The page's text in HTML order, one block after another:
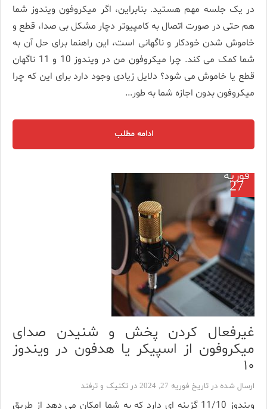
در یک جلسه مهم هستید. بنابراین، اگر میکروفون ویندوز شما
هم حتی در صورت اتصال به کامپیوتر دچار مشکل بی صدا، قطع و
خاموش شدن خودکار و ناگهانی است، این راهنما برای حل آن به
شما کمک می کند. چرا میکروفون من در ویندوز 10 و 11 ناگهان
قطع یا خاموش می شود؟ دلایل زیادی وجود دارد برای این که چرا
میکروفون بدون اجازه شما به طور...
ادامه مطلب
فوریه
27
غیرفعال کردن پخش و شنیدن صدای
میکروفون از اسپیکر یا هدفون در ویندوز
۱۰
ارسال شده در تاریخ فوریه 27, 2024 در تکنیک و ترفند
ویندوز 11/10 گزینه ای دارد که به شما امکان می دهد از طریق